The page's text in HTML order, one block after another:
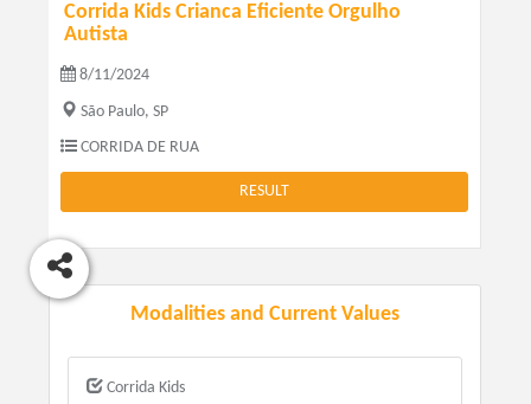
Corrida Kids Crianca Eficiente Orgulho
Autista
8/11/2024
São Paulo, SP
CORRIDA DE RUA
RESULT
Modalities and Current Values
Corrida Kids